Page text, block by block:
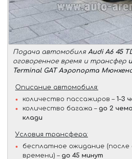
Подача автомобиля Audi A6 45
оговоренное время и трансфер
Terminal GAT Аэропорта
Описание автомобиля:
количество пассажиров – 1-3
количество багажа – до 2
клади
Условия трансфера:
бесплатное ожидание (после
времени) – до 45 минут